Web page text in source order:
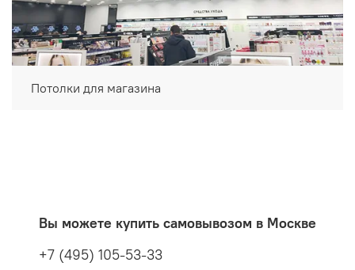
Потолки для магазина
Вы можете купить самовывозом в Москве
+7 (495) 105-53-33